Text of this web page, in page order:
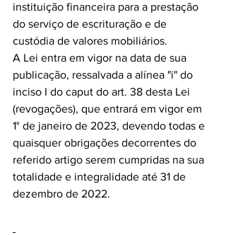
instituição financeira para a prestação
do serviço de escrituração e de
custódia de valores mobiliários.
A Lei entra em vigor na data de sua
publicação, ressalvada a alínea "i" do
inciso I do caput do art. 38 desta Lei
(revogações), que entrará em vigor em
1° de janeiro de 2023, devendo todas e
quaisquer obrigações decorrentes do
referido artigo serem cumpridas na sua
totalidade e integralidade até 31 de
dezembro de 2022.